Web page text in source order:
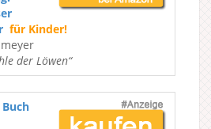
für Kinder!
der Löwen“
Buch